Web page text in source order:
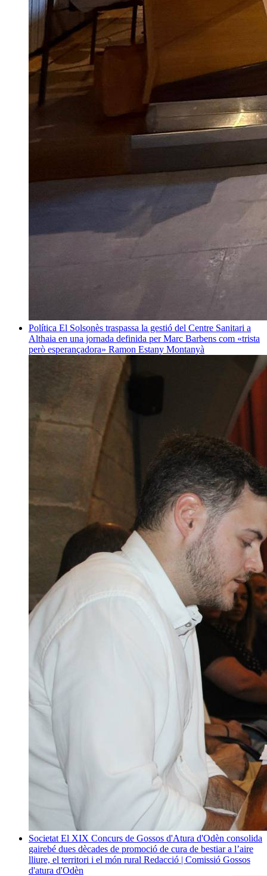
Política El Solsonès traspassa la gestió del Centre Sanitari a
Althaia en una jornada definida per Marc Barbens com «trista
però esperançadora» Ramon Estany Montanyà
Societat El XIX Concurs de Gossos d'Atura d'Odèn consolida
gairebé dues dècades de promoció de cura de bestiar a l’aire
lliure, el territori i el món rural Redacció | Comissió Gossos
d'atura d'Odèn